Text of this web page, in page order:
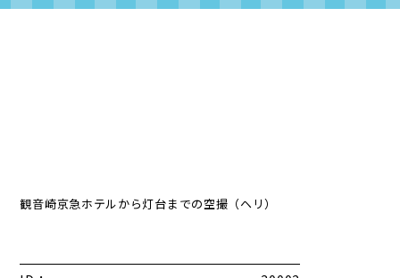
観音崎京急ホテルから灯台までの空撮（ヘリ）